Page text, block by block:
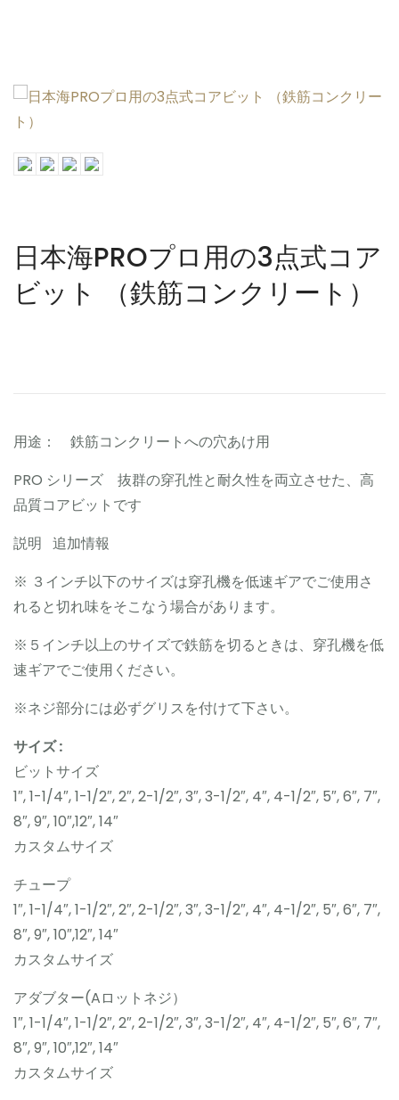
日本海について
language
日本海PROプロ用の3点式コア
ビット （鉄筋コンクリート）
用途： 鉄筋コンクリートへの穴あけ用
PRO シリーズ 抜群の穿孔性と耐久性を両立させた、高
品質コアビットです
説明 追加情報
※ ３インチ以下のサイズは穿孔機を低速ギアでご使用さ
れると切れ味をそこなう場合があります。
※５インチ以上のサイズで鉄筋を切るときは、穿孔機を低
速ギアでご使用ください。
※ネジ部分には必ずグリスを付けて下さい。
サイズ :
ビットサイズ
1″, 1-1/4″, 1-1/2″, 2″, 2-1/2″, 3″, 3-1/2″, 4″, 4-1/2″, 5″, 6″, 7″,
8″, 9″, 10″,12″, 14″
カスタムサイズ
チュープ
1″, 1-1/4″, 1-1/2″, 2″, 2-1/2″, 3″, 3-1/2″, 4″, 4-1/2″, 5″, 6″, 7″,
8″, 9″, 10″,12″, 14″
カスタムサイズ
アダブター(Aロットネジ）
1″, 1-1/4″, 1-1/2″, 2″, 2-1/2″, 3″, 3-1/2″, 4″, 4-1/2″, 5″, 6″, 7″,
8″, 9″, 10″,12″, 14″
カスタムサイズ